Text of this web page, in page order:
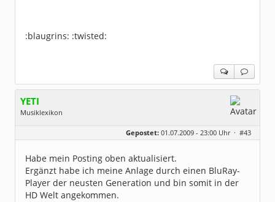
:blaugrins: :twisted:
YETI
Musiklexikon
Alter:
55
Dabei seit:
06 / 2008
Gepostet: 01.07.2009 - 23:00 Uhr · #43
Habe mein Posting oben aktualisiert.
Ergänzt habe ich meine Anlage durch einen BluRay-
Player der neusten Generation und bin somit in der
HD Welt angekommen.